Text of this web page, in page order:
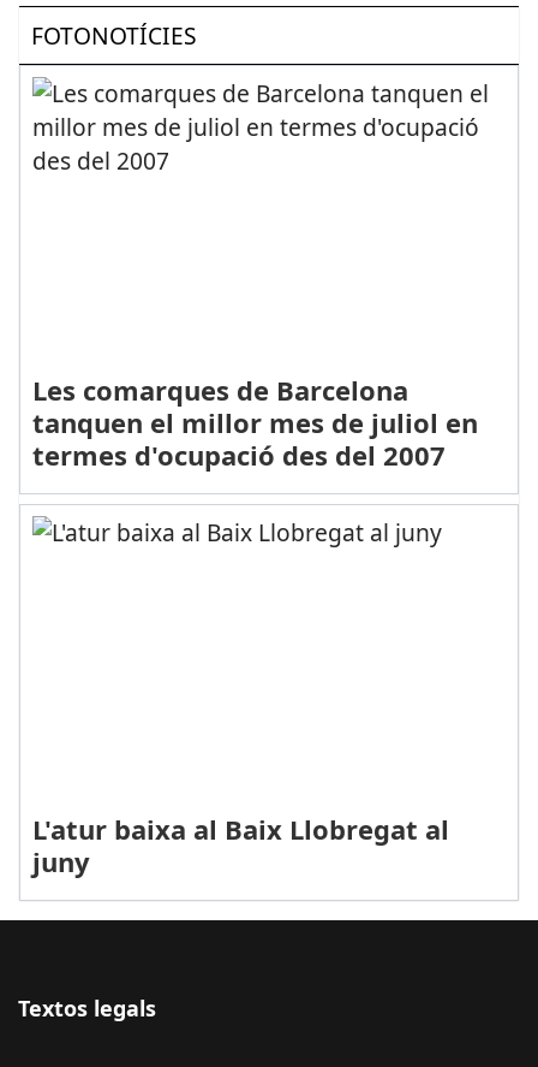
FOTONOTÍCIES
Les comarques de Barcelona
tanquen el millor mes de juliol en
termes d'ocupació des del 2007
L'atur baixa al Baix Llobregat al
juny
Textos legals